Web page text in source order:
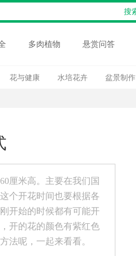
多肉植物 悬赏问答
花与健康 水培花卉 盆景制作
厘米高。主要在我们国
个开花时间也要根据各
开始的时候都有可能开
开的花的颜色有紫红色
法呢，一起来看看。